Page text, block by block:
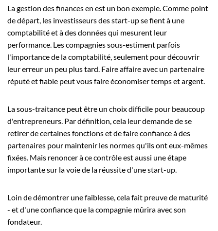
La gestion des finances en est un bon exemple. Comme point
de départ, les investisseurs des start-up se fient à une
comptabilité et à des données qui mesurent leur
performance. Les compagnies sous-estiment parfois
l'importance de la comptabilité, seulement pour découvrir
leur erreur un peu plus tard. Faire affaire avec un partenaire
réputé et fiable peut vous faire économiser temps et argent.
La sous-traitance peut être un choix difficile pour beaucoup
d'entrepreneurs. Par définition, cela leur demande de se
retirer de certaines fonctions et de faire confiance à des
partenaires pour maintenir les normes qu'ils ont eux-mêmes
fixées. Mais renoncer à ce contrôle est aussi une étape
importante sur la voie de la réussite d'une start-up.
Loin de démontrer une faiblesse, cela fait preuve de maturité
- et d'une confiance que la compagnie mûrira avec son
fondateur.